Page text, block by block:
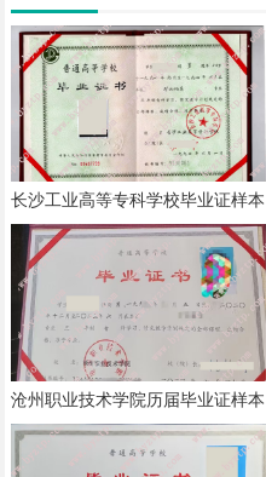
长沙工业高等专科学校毕业证样本
模板
沧州职业技术学院历届毕业证样本
模板